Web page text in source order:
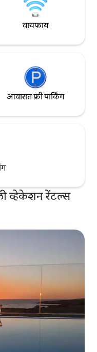
वायफाय
आवारात फ्री पार्किंग
व्हेकेशन रेंटल्स